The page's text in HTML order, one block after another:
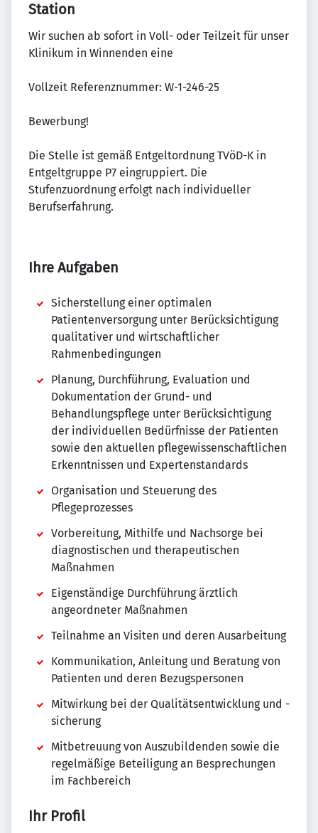
Station
Wir suchen ab sofort in Voll- oder Teilzeit für unser
Klinikum in Winnenden eine
Vollzeit Referenznummer: W-1-246-25
Bewerbung!
Die Stelle ist gemäß Entgeltordnung TVöD-K in
Entgeltgruppe P7 eingruppiert. Die
Stufenzuordnung erfolgt nach individueller
Berufserfahrung.
Ihre Aufgaben
Sicherstellung einer optimalen
Patientenversorgung unter Berücksichtigung
qualitativer und wirtschaftlicher
Rahmenbedingungen
Planung, Durchführung, Evaluation und
Dokumentation der Grund- und
Behandlungspflege unter Berücksichtigung
der individuellen Bedürfnisse der Patienten
sowie den aktuellen pflegewissenschaftlichen
Erkenntnissen und Expertenstandards
Organisation und Steuerung des
Pflegeprozesses
Vorbereitung, Mithilfe und Nachsorge bei
diagnostischen und therapeutischen
Maßnahmen
Eigenständige Durchführung ärztlich
angeordneter Maßnahmen
Teilnahme an Visiten und deren Ausarbeitung
Kommunikation, Anleitung und Beratung von
Patienten und deren Bezugspersonen
Mitwirkung bei der Qualitätsentwicklung und -
sicherung
Mitbetreuung von Auszubildenden sowie die
regelmäßige Beteiligung an Besprechungen
im Fachbereich
Ihr Profil